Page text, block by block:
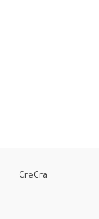
CreCra